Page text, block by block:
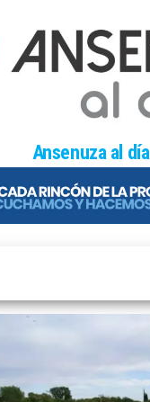
Ansenuza al día